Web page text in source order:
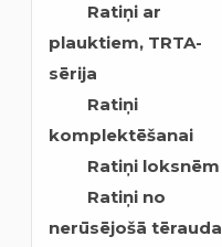
Ratiņi ar
plauktiem, TRTA-
sērija
Ratiņi
komplektēšanai
Ratiņi loksnēm
Ratiņi no
nerūsējošā tērauda